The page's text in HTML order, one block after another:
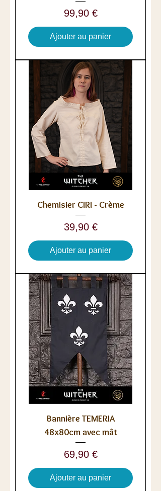
Prix
99,90 €
Ajouter au panier
Chemisier CIRI - Crème
Prix
39,90 €
Ajouter au panier
Bannière TEMERIA
48x80cm avec mât
Prix
69,90 €
Ajouter au panier